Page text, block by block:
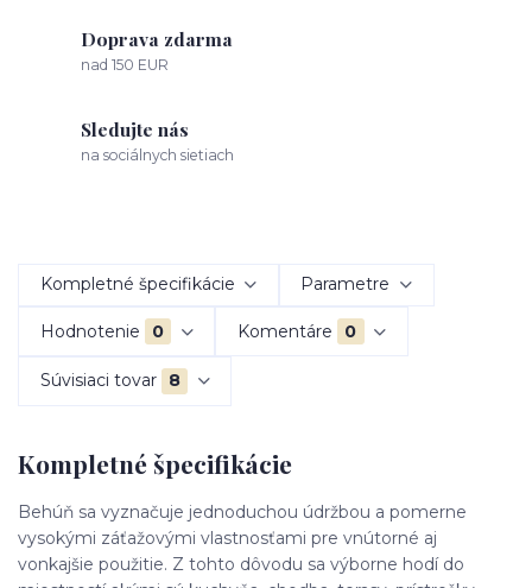
Doprava zdarma
nad 150 EUR
Sledujte nás
na sociálnych sietiach
Kompletné špecifikácie Parametre
Hodnotenie 0 Komentáre 0
Súvisiaci tovar 8
Kompletné špecifikácie
Behúň sa vyznačuje jednoduchou údržbou a pomerne
vysokými záťažovými vlastnosťami pre vnútorné aj
vonkajšie použitie. Z tohto dôvodu sa výborne hodí do